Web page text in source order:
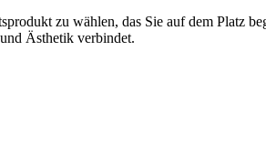
zu wählen, das Sie auf dem Platz
Ästhetik verbindet.